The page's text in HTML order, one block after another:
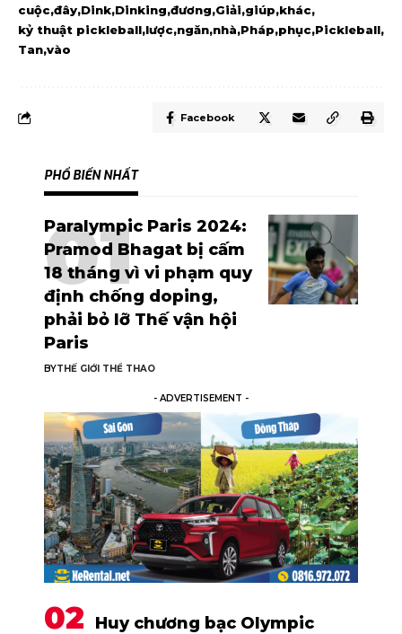
cuộc đây Dink Dinking đương Giải giúp khác
kỷ thuật pickleball lược ngăn nhà Pháp phục Pickleball
Tan vào
Facebook
PHỔ BIẾN NHẤT
Paralympic Paris 2024:
Pramod Bhagat bị cấm
18 tháng vì vi phạm quy
định chống doping,
phải bỏ lỡ Thế vận hội
Paris
BYTHẾ GIỚI THỂ THAO
- ADVERTISEMENT -
Huy chương bạc Olympic